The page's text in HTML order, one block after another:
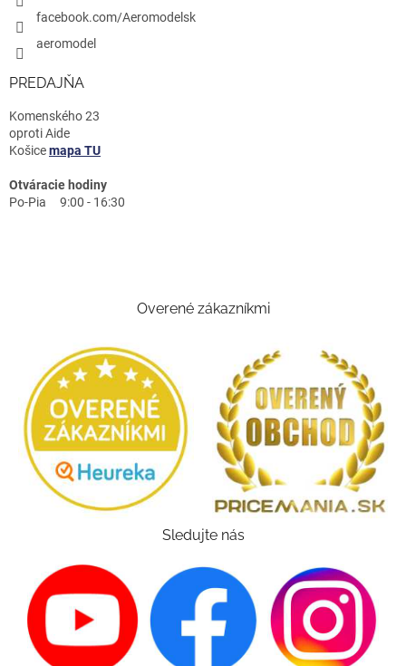
facebook.com/Aeromodelsk
aeromodel
PREDAJŇA
Komenského 23
oproti Aide
Košicemapa TU
Otváracie hodiny
Po-Pia 9:00 - 16:30
Overené zákazníkmi
Sledujte nás